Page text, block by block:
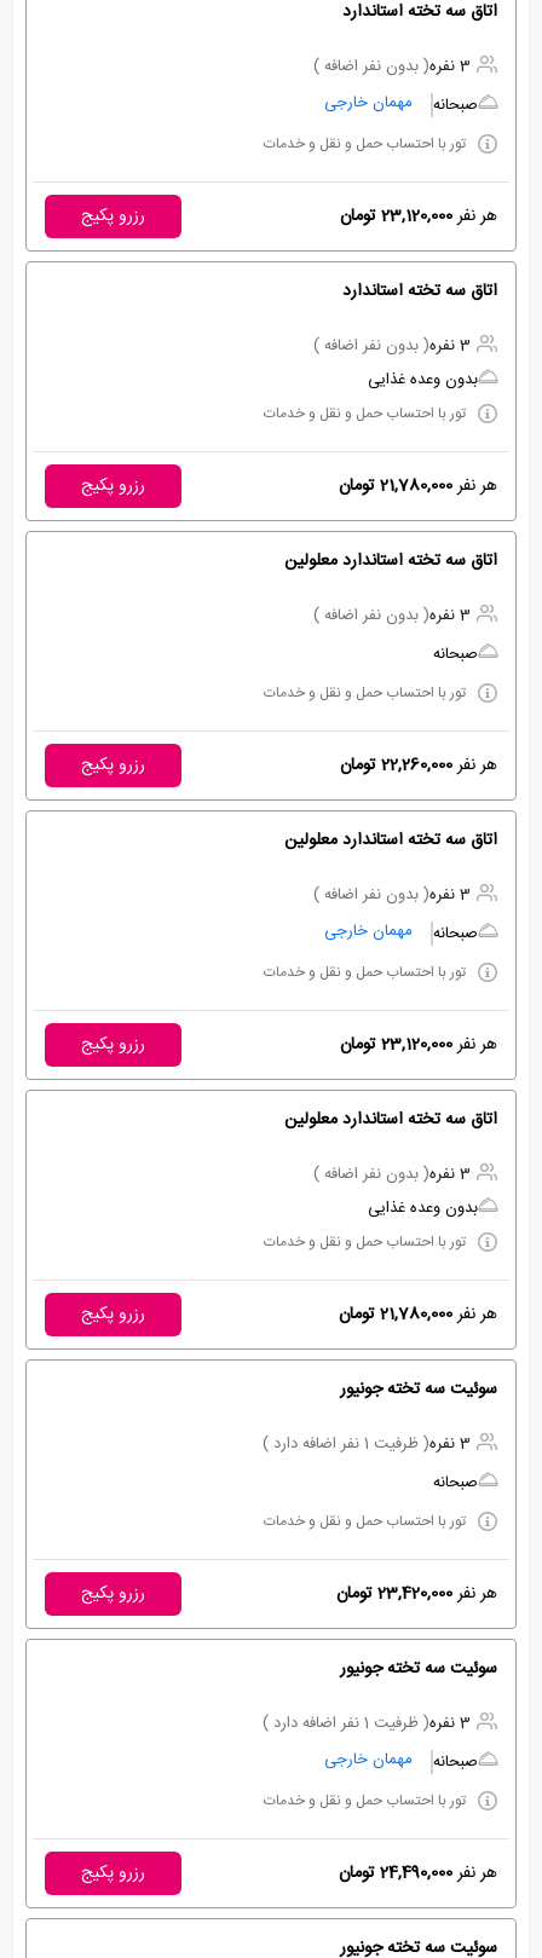
اتاق سه تخته استاندارد
3 نفره
( بدون نفر اضافه )
صبحانه
مهمان خارجی
تور با احتساب حمل و نقل و خدمات
هر نفر23,120,000 تومان رزرو پکیج
اتاق سه تخته استاندارد
3 نفره
( بدون نفر اضافه )
بدون وعده غذایی
تور با احتساب حمل و نقل و خدمات
هر نفر21,780,000 تومان رزرو پکیج
اتاق سه تخته استاندارد معلولین
3 نفره
( بدون نفر اضافه )
صبحانه
تور با احتساب حمل و نقل و خدمات
هر نفر22,260,000 تومان رزرو پکیج
اتاق سه تخته استاندارد معلولین
3 نفره
( بدون نفر اضافه )
صبحانه
مهمان خارجی
تور با احتساب حمل و نقل و خدمات
هر نفر23,120,000 تومان رزرو پکیج
اتاق سه تخته استاندارد معلولین
3 نفره
( بدون نفر اضافه )
بدون وعده غذایی
تور با احتساب حمل و نقل و خدمات
هر نفر21,780,000 تومان رزرو پکیج
سوئیت سه تخته جونیور
3 نفره
( ظرفیت 1 نفر اضافه دارد )
صبحانه
تور با احتساب حمل و نقل و خدمات
هر نفر23,420,000 تومان رزرو پکیج
سوئیت سه تخته جونیور
3 نفره
( ظرفیت 1 نفر اضافه دارد )
صبحانه
مهمان خارجی
تور با احتساب حمل و نقل و خدمات
هر نفر24,490,000 تومان رزرو پکیج
سوئیت سه تخته جونیور